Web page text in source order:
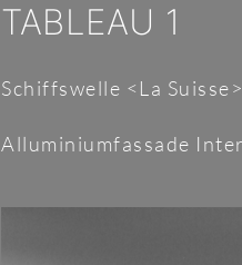
TABLEAU 1
Schiffswelle <La
Alluminiumfassade